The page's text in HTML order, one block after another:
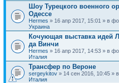
Шоу Турецкого военного
Одессе
Hermes » 16 апр 2017, 15:01 » в
Украина
Кочующая выставка идей
да Винчи
Hermes » 16 апр 2017, 14:53 » в
Италия
Трансфер по Вероне
sergeykitov » 14 сен 2016, 10:45 »
Италия